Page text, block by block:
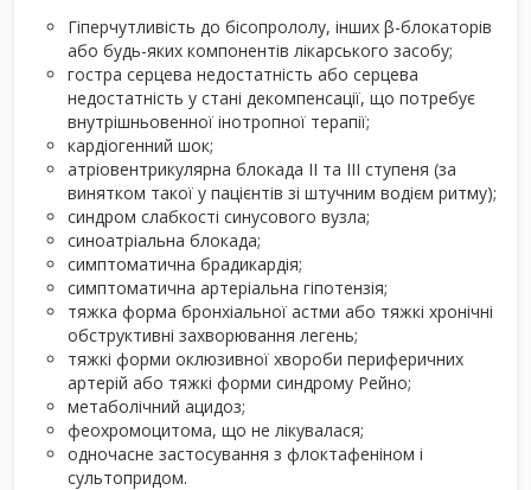
Гіперчутливість до бісопрололу, інших β-блокаторів
або будь-яких компонентів лікарського засобу;
гостра серцева недостатність або серцева
недостатність у стані декомпенсації, що потребує
внутрішньовенної інотропної терапії;
кардіогенний шок;
атріовентрикулярна блокада ІІ та ІІІ ступеня (за
винятком такої у пацієнтів зі штучним водієм ритму);
синдром слабкості синусового вузла;
синоатріальна блокада;
симптоматична брадикардія;
симптоматична артеріальна гіпотензія;
тяжка форма бронхіальної астми або тяжкі хронічні
обструктивні захворювання легень;
тяжкі форми оклюзивної хвороби периферичних
артерій або тяжкі форми синдрому Рейно;
метаболічний ацидоз;
феохромоцитома, що не лікувалася;
одночасне застосування з флоктафеніном і
сультопридом.